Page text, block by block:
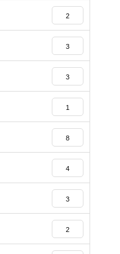
2
3
3
1
8
4
3
2